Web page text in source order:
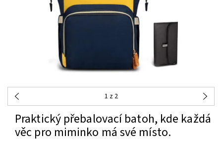
1 z 2
Praktický přebalovací batoh, kde každá
věc pro miminko má své místo.